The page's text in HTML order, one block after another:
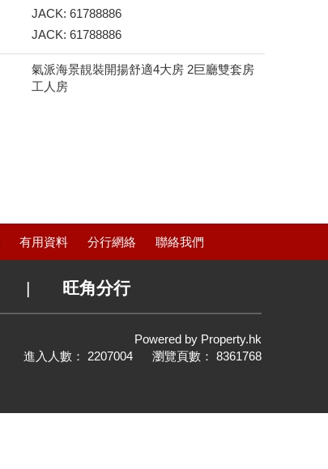
JACK: 61788886
JACK: 61788886
氣派海景靚裝開揚舒適4大房 2巨廳雙套房
工人房
有用資料 分行網絡 聯絡我們
| 旺角分行
Powered by Property.hk
進入人數： 2207004 瀏覽頁數： 8361768